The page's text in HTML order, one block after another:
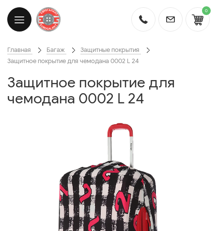
0
Главная Багаж
Защитные покрытия
Защитное покрытие для чемодана 0002 L 24
Защитное покрытие для
чемодана 0002 L 24